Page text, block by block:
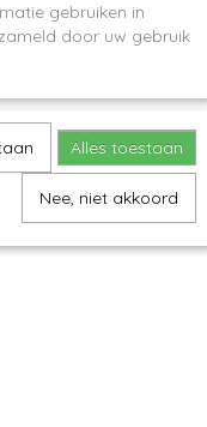
gebruiken in
door uw gebruik
Alles toestaan
Nee, niet akkoord